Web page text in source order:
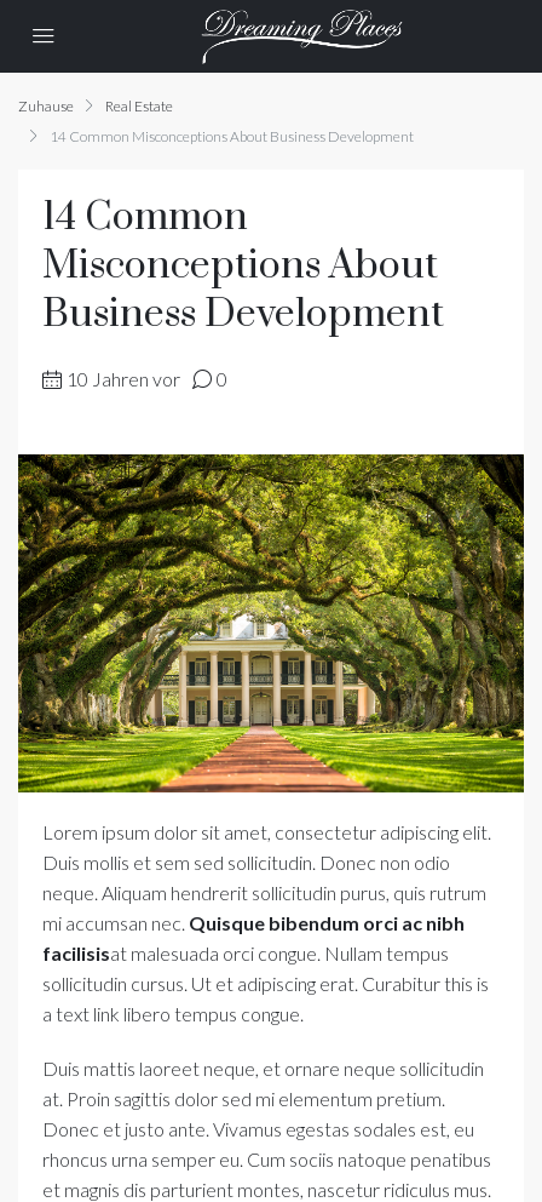
Zuhause
Real Estate
14 Common Misconceptions About Business Development
14 Common
Misconceptions About
Business Development
10 Jahren vor 0
Lorem ipsum dolor sit amet, consectetur adipiscing elit.
Duis mollis et sem sed sollicitudin. Donec non odio
neque. Aliquam hendrerit sollicitudin purus, quis rutrum
mi accumsan nec. Quisque bibendum orci ac nibh
facilisisat malesuada orci congue. Nullam tempus
sollicitudin cursus. Ut et adipiscing erat. Curabiturthis is
a text link libero tempus congue.
Duis mattis laoreet neque, et ornare neque sollicitudin
at. Proin sagittis dolor sed mi elementum pretium.
Donec et justo ante. Vivamus egestas sodales est, eu
rhoncus urna semper eu. Cum sociis natoque penatibus
et magnis dis parturient montes, nascetur ridiculus mus.